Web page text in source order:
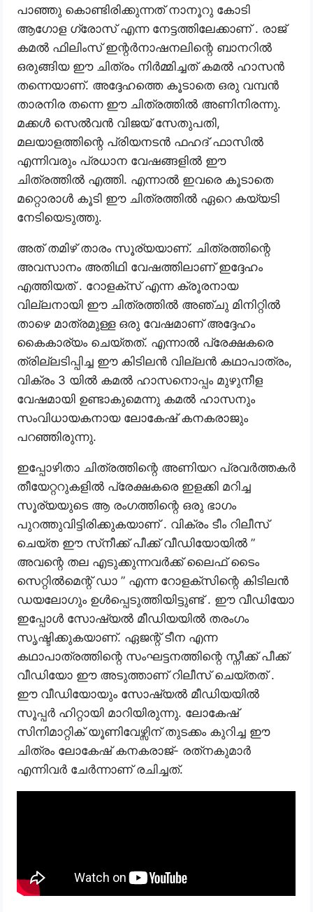
പാഞ്ഞു കൊണ്ടിരിക്കുന്നത് നാനൂറു കോടി
ആഗോള ഗ്രോസ് എന്ന നേട്ടത്തിലേക്കാണ് . രാജ്
കമൽ ഫിലിംസ് ഇന്റർനാഷനലിന്റെ ബാനറിൽ
ഒരുങ്ങിയ ഈ ചിത്രം നിർമ്മിച്ചത് കമൽ ഹാസൻ
തന്നെയാണ്. അദ്ദേഹത്തെ കൂടാതെ ഒരു വമ്പൻ
താരനിര തന്നെ ഈ ചിത്രത്തിൽ അണിനിരന്നു.
മക്കൾ സെൽവൻ വിജയ് സേതുപതി,
മലയാളത്തിന്റെ പ്രിയനടൻ ഫഹദ് ഫാസിൽ
എന്നിവരും പ്രധാന വേഷങ്ങളിൽ ഈ
ചിത്രത്തിൽ എത്തി. എന്നാൽ ഇവരെ കൂടാതെ
മറ്റൊരാൾ കൂടി ഈ ചിത്രത്തിൽ ഏറെ കയ്യടി
നേടിയെടുത്തു.
അത് തമിഴ് താരം സൂര്യയാണ്. ചിത്രത്തിന്റെ
അവസാനം അതിഥി വേഷത്തിലാണ് ഇദ്ദേഹം
എത്തിയത് . റോളക്സ് എന്ന ക്രൂരനായ
വില്ലനായി ഈ ചിത്രത്തിൽ അഞ്ചു മിനിറ്റിൽ
താഴെ മാത്രമുള്ള ഒരു വേഷമാണ് അദ്ദേഹം
കൈകാര്യം ചെയ്തത്. എന്നാൽ പ്രേക്ഷകരെ
ത്രില്ലടിപ്പിച്ച ഈ കിടിലൻ വില്ലൻ കഥാപാത്രം,
വിക്രം 3 യിൽ കമൽ ഹാസനൊപ്പം മുഴുനീള
വേഷമായി ഉണ്ടാകുമെന്നു കമൽ ഹാസനും
സംവിധായകനായ ലോകേഷ് കനകരാജും
പറഞ്ഞിരുന്നു.
ഇപ്പോഴിതാ ചിത്രത്തിന്റെ അണിയറ പ്രവർത്തകർ
തീയേറ്ററുകളിൽ പ്രേക്ഷകരെ ഇളക്കി മറിച്ച
സൂര്യയുടെ ആ രംഗത്തിന്റെ ഒരു ഭാഗം
പുറത്തുവിട്ടിരിക്കുകയാണ് . വിക്രം ടീം റിലീസ്
ചെയ്ത ഈ സ്‌നീക്ക് പീക്ക് വീഡിയോയിൽ ”
അവന്റെ തല എടുക്കുന്നവര്‍ക്ക് ലൈഫ് ടൈം
സെറ്റില്‍മെന്റ് ഡാ ” എന്ന റോളക്‌സിന്റെ കിടിലൻ
ഡയലോഗും ഉൾപ്പെടുത്തിയിട്ടുണ്ട് . ഈ വീഡിയോ
ഇപ്പോൾ സോഷ്യൽ മീഡിയയിൽ തരംഗം
സൃഷ്ടിക്കുകയാണ്. ഏജന്റ് ടീന എന്ന
കഥാപാത്രത്തിന്റെ സംഘട്ടനത്തിന്റെ സ്നീക്ക് പീക്ക്
വീഡിയോ ഈ അടുത്താണ് റിലീസ് ചെയ്തത് .
ഈ വീഡിയോയും സോഷ്യൽ മീഡിയയിൽ
സൂപ്പർ ഹിറ്റായി മാറിയിരുന്നു. ലോകേഷ്
സിനിമാറ്റിക് യൂണിവേഴ്സിന് തുടക്കം കുറിച്ച ഈ
ചിത്രം ലോകേഷ് കനകരാജ്- രത്‌നകുമാർ
എന്നിവർ ചേർന്നാണ് രചിച്ചത്.